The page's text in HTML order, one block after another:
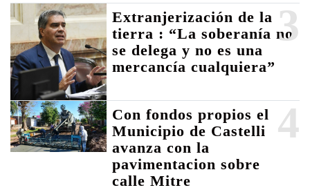
3
Extranjerización de la
tierra : “La soberanía no
se delega y no es una
mercancía cualquiera”
4
Con fondos propios el
Municipio de Castelli
avanza con la
pavimentacion sobre
calle Mitre